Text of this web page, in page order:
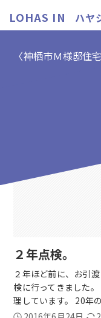
LOHAS IN ハヤ
〈神栖市Ｍ様邸住
２年点検。
２年ほど前に、お引
検に行ってきました
理しています。 20年